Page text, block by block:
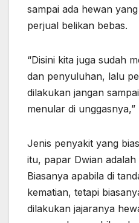
sampai ada hewan
perjual belikan bebas.
“Disini kita juga sudah
dan penyuluhan, lalu
dilakukan jangan
menular di unggasnya,”
Jenis penyakit yang
itu, papar Dwian
Biasanya apabila di
kematian, tetapi
dilakukan jajaranya